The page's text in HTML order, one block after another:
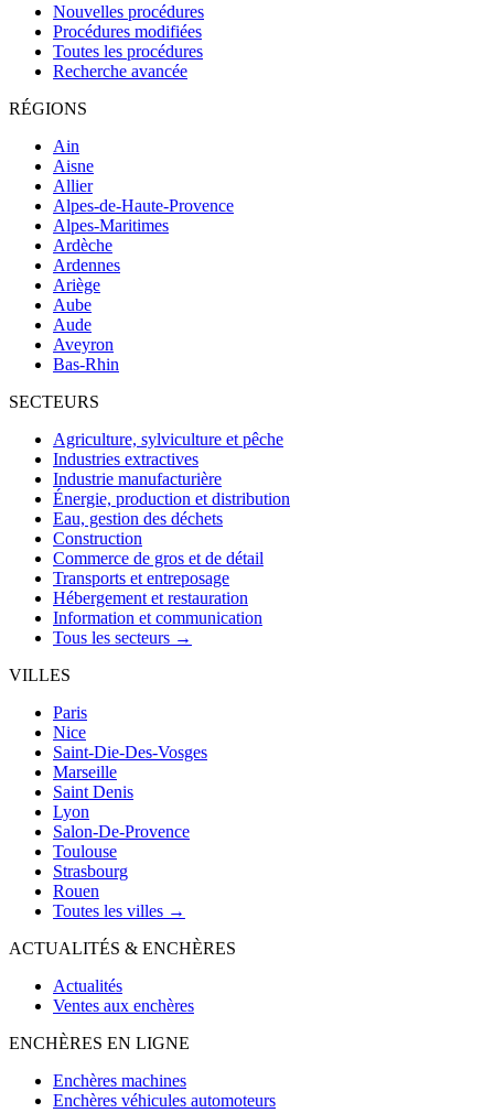
Nouvelles procédures
Procédures modifiées
Toutes les procédures
Recherche avancée
RÉGIONS
Ain
Aisne
Allier
Alpes-de-Haute-Provence
Alpes-Maritimes
Ardèche
Ardennes
Ariège
Aube
Aude
Aveyron
Bas-Rhin
SECTEURS
Agriculture, sylviculture et pêche
Industries extractives
Industrie manufacturière
Énergie, production et distribution
Eau, gestion des déchets
Construction
Commerce de gros et de détail
Transports et entreposage
Hébergement et restauration
Information et communication
Tous les secteurs →
VILLES
Paris
Nice
Saint-Die-Des-Vosges
Marseille
Saint Denis
Lyon
Salon-De-Provence
Toulouse
Strasbourg
Rouen
Toutes les villes →
ACTUALITÉS & ENCHÈRES
Actualités
Ventes aux enchères
ENCHÈRES EN LIGNE
Enchères machines
Enchères véhicules automoteurs